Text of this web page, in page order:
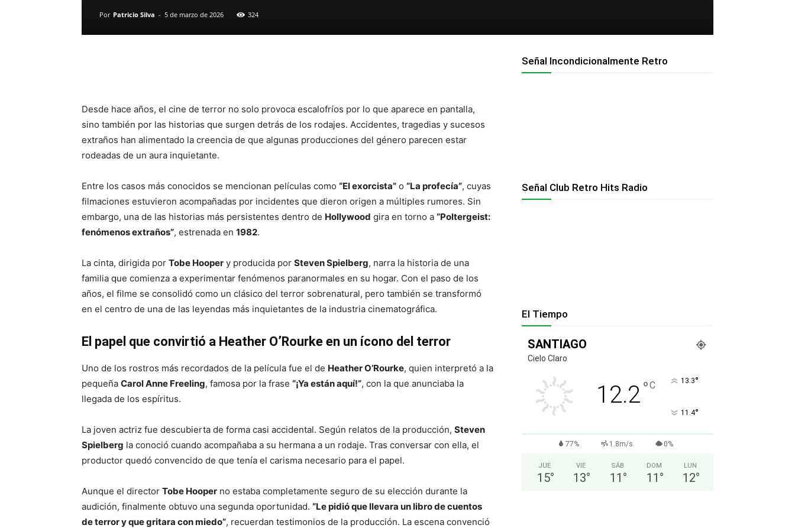
Por Patricio Silva - 5 de marzo de 2026 324
Desde hace años, el cine de terror no solo provoca escalofríos por lo que aparece en pantalla,
sino también por las historias que surgen detrás de los rodajes. Accidentes, tragedias y sucesos
extraños han alimentado la creencia de que algunas producciones del género parecen estar
rodeadas de un aura inquietante.
Entre los casos más conocidos se mencionan películas como “El exorcista” o “La profecía”, cuyas
filmaciones estuvieron acompañadas por incidentes que dieron origen a múltiples rumores. Sin
embargo, una de las historias más persistentes dentro de Hollywood gira en torno a “Poltergeist:
fenómenos extraños”, estrenada en 1982.
La cinta, dirigida por Tobe Hooper y producida por Steven Spielberg, narra la historia de una
familia que comienza a experimentar fenómenos paranormales en su hogar. Con el paso de los
años, el filme se consolidó como un clásico del terror sobrenatural, pero también se transformó
en el centro de una de las leyendas más inquietantes de la industria cinematográfica.
El papel que convirtió a Heather O’Rourke en un ícono del terror
Uno de los rostros más recordados de la película fue el de Heather O’Rourke, quien interpretó a la
pequeña Carol Anne Freeling, famosa por la frase “¡Ya están aquí!”, con la que anunciaba la
llegada de los espíritus.
La joven actriz fue descubierta de forma casi accidental. Según relatos de la producción, Steven
Spielberg la conoció cuando acompañaba a su hermana a un rodaje. Tras conversar con ella, el
productor quedó convencido de que tenía el carisma necesario para el papel.
Aunque el director Tobe Hooper no estaba completamente seguro de su elección durante la
audición, finalmente obtuvo una segunda oportunidad. “Le pidió que llevara un libro de cuentos
de terror y que gritara con miedo”, recuerdan testimonios de la producción. La escena convenció
Señal Incondicionalmente Retro
Señal Club Retro Hits Radio
El Tiempo
SANTIAGO
Cielo Claro
12.2°C 13.3°
11.4°
77% 1.8m/s 0%
JUE
15°
VIE
13°
SÁB
11 °
DOM
11 °
LUN
12°